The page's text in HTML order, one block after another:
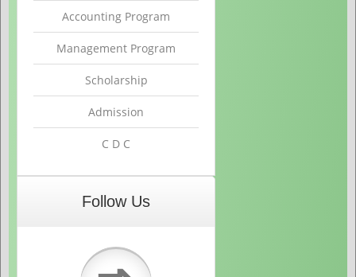
Accounting Program
Management Program
Scholarship
Admission
C D C
Follow Us